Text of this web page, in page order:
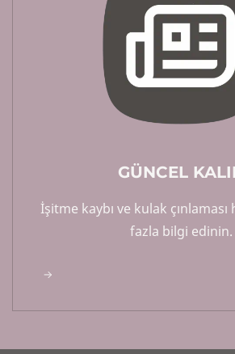
GÜNCEL
İşitme kaybı ve kulak çınlaması
fazla bilgi edinin.